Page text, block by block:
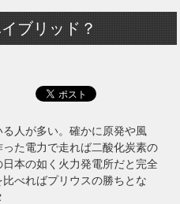
ブリッド？
人が多い。確かに原発や風
た電力で走れば二酸化炭素の
本の如く火力発電所だと完全
べればプリウスの勝ちとな